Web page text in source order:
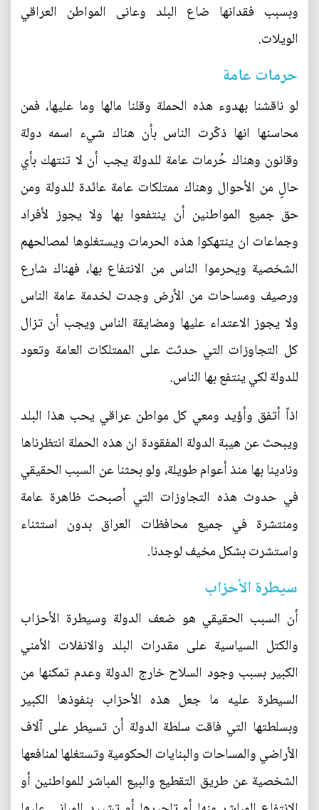
وبسبب فقدانها ضاع البلد وعانى المواطن العراقي
الويلات.
حرمات عامة
لو ناقشنا بهدوء هذه الحملة وقلنا مالها وما عليها، فمن
محاسنها انها ذكّرت الناس بأن هناك شيء اسمه دولة
وقانون وهناك حُرمات عامة للدولة يجب أن لا تنتهك بأي
حالٍ من الأحوال وهناك ممتلكات عامة عائدة للدولة ومن
حق جميع المواطنين أن ينتفعوا بها ولا يجوز لأفراد
وجماعات ان ينتهكوا هذه الحرمات ويستغلوها لمصالحهم
الشخصية ويحرموا الناس من الانتفاع بها، فهناك شارع
ورصيف ومساحات من الأرض وجدت لخدمة عامة الناس
ولا يجوز الاعتداء عليها ومضايقة الناس ويجب أن تزال
كل التجاوزات التي حدثت على الممتلكات العامة وتعود
للدولة لكي ينتفع بها الناس.
اذاً أتفق وأؤيد ومعي كل مواطن عراقي يحب هذا البلد
ويبحث عن هيبة الدولة المفقودة ان هذه الحملة انتظرناها
ونادينا بها منذ أعوام طويلة، ولو بحثنا عن السبب الحقيقي
في حدوث هذه التجاوزات التي أصبحت ظاهرة عامة
ومنتشرة في جميع محافظات العراق بدون استثناء
واستشرت بشكل مخيف لوجدنا.
سيطرة الأحزاب
أن السبب الحقيقي هو ضعف الدولة وسيطرة الأحزاب
والكتل السياسية على مقدرات البلد والانفلات الأمني
الكبير بسبب وجود السلاح خارج الدولة وعدم تمكنها من
السيطرة عليه ما جعل هذه الأحزاب بنفوذها الكبير
وبسلطتها التي فاقت سلطة الدولة أن تسيطر على آلاف
الأراضي والمساحات والبنايات الحكومية وتستغلها لمنافعها
الشخصية عن طريق التقطيع والبيع المباشر للمواطنين أو